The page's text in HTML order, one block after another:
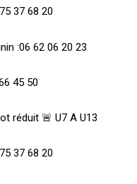
37 68 20
:06 62 06 20 23
45 50
réduit 🚨 U7 A U13
37 68 20